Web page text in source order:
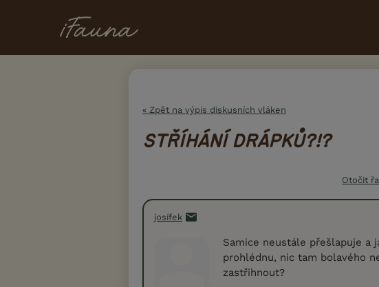
« Zpět na výpis diskusních vláken
STŘÍHÁNÍ DRÁPKŮ?!?
Otočit
josífek
Samice neustále přešlapuje a
prohlédnu, nic tam bolavého
zastřihnout?